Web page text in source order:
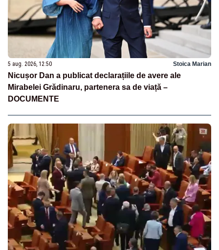
5 aug. 2026, 12:50 Stoica Marian
Nicușor Dan a publicat declarațiile de avere ale
Mirabelei Grădinaru, partenera sa de viață –
DOCUMENTE